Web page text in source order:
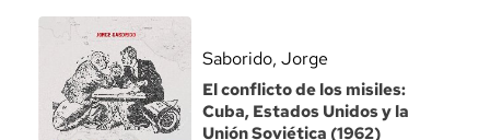
Saborido, Jorge
El conflicto de los misiles:
Cuba, Estados Unidos y la
Unión Soviética (1962)